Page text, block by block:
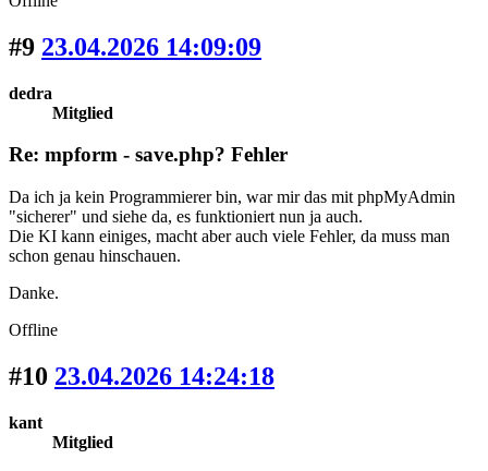
#9 23.04.2026 14:09:09
dedra
Mitglied
Re: mpform - save.php? Fehler
Da ich ja kein Programmierer bin, war mir das mit phpMyAdmin
"sicherer" und siehe da, es funktioniert nun ja auch.
Die KI kann einiges, macht aber auch viele Fehler, da muss man
schon genau hinschauen.
Danke.
Offline
#10 23.04.2026 14:24:18
kant
Mitglied